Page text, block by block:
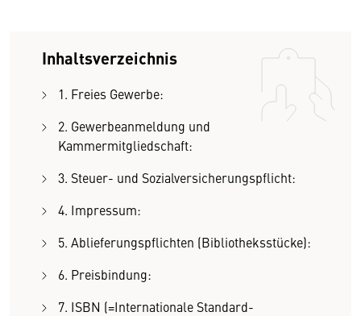
Inhaltsverzeichnis
1. Freies Gewerbe:
2. Gewerbeanmeldung und
Kammermitgliedschaft:
3. Steuer- und Sozialversicherungspflicht:
4. Impressum:
5. Ablieferungspflichten (Bibliotheksstücke):
6. Preisbindung:
7. ISBN (=Internationale Standard-